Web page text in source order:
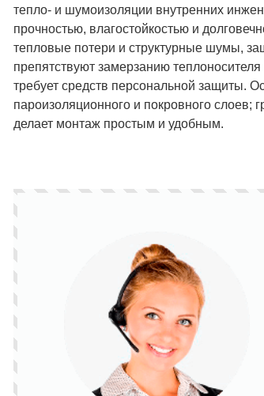
тепло- и шумоизоляции внутренних
прочностью, влагостойкостью и
тепловые потери и структурные шумы,
препятствуют замерзанию
требует средств персональной защиты.
пароизоляционного и покровного слоев;
делает монтаж простым и удобным.